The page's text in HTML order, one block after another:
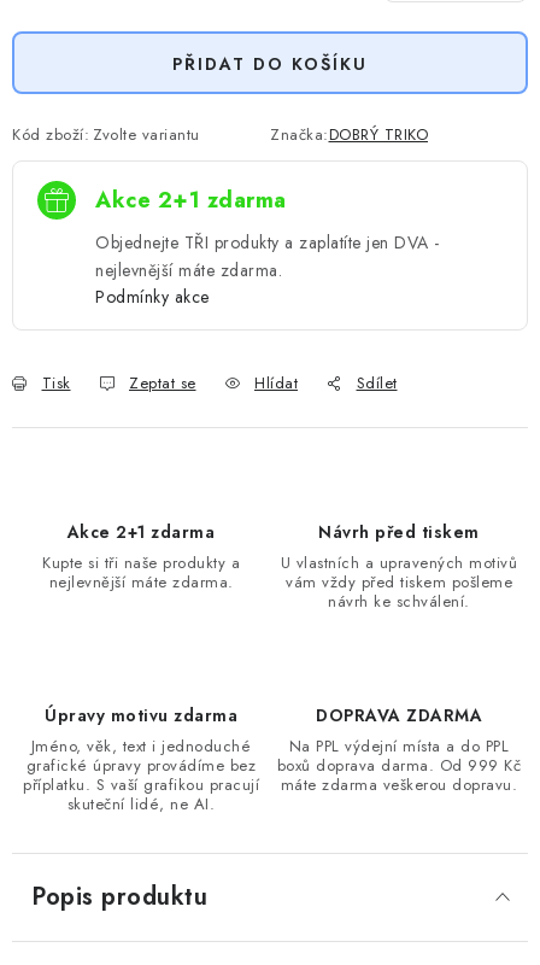
PŘIDAT DO KOŠÍKU
Kód zboží: Zvolte variantu Značka:DOBRÝ TRIKO
Akce 2+1 zdarma
Objednejte TŘI produkty a zaplatíte jen DVA -
nejlevnější máte zdarma.
Podmínky akce
Tisk Zeptat se Hlídat Sdílet
Akce 2+1 zdarma
Kupte si tři naše produkty a
nejlevnější máte zdarma.
Návrh před tiskem
U vlastních a upravených motivů
vám vždy před tiskem pošleme
návrh ke schválení.
Úpravy motivu zdarma
Jméno, věk, text i jednoduché
grafické úpravy provádíme bez
příplatku. S vaší grafikou pracují
skuteční lidé, ne AI.
DOPRAVA ZDARMA
Na PPL výdejní místa a do PPL
boxů doprava darma. Od 999 Kč
máte zdarma veškerou dopravu.
Popis produktu